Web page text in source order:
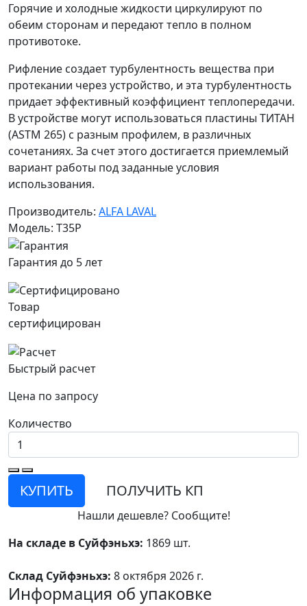
Горячие и холодные жидкости циркулируют по
обеим сторонам и передают тепло в полном
противотоке.
Рифление создает турбулентность вещества при
протекании через устройство, и эта турбулентность
придает эффективный коэффициент теплопередачи.
В устройстве могут использоваться пластины ТИТАН
(ASTM 265) с разным профилем, в различных
сочетаниях. За счет этого достигается приемлемый
вариант работы под заданные условия
использования.
Производитель: ALFA LAVAL
Модель: T35P
Гарантия до 5 лет
Товар
сертифицирован
Быстрый расчет
Цена по запросу
Количество
КУПИТЬ ПОЛУЧИТЬ КП
Нашли дешевле? Сообщите!
На складе в Суйфэньхэ: 1869 шт.
Склад Суйфэньхэ: 8 октября 2026 г.
Информация об упаковке